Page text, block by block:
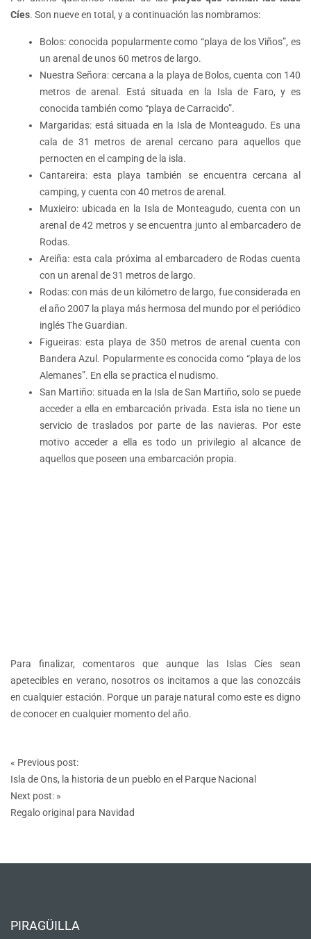
Cíes. Son nueve en total, y a continuación las nombramos:
Bolos: conocida popularmente como “playa de los Viños”, es
un arenal de unos 60 metros de largo.
Nuestra Señora: cercana a la playa de Bolos, cuenta con 140
metros de arenal. Está situada en la Isla de Faro, y es
conocida también como “playa de Carracido”.
Margaridas: está situada en la Isla de Monteagudo. Es una
cala de 31 metros de arenal cercano para aquellos que
pernocten en el camping de la isla.
Cantareira: esta playa también se encuentra cercana al
camping, y cuenta con 40 metros de arenal.
Muxieiro: ubicada en la Isla de Monteagudo, cuenta con un
arenal de 42 metros y se encuentra junto al embarcadero de
Rodas.
Areiña: esta cala próxima al embarcadero de Rodas cuenta
con un arenal de 31 metros de largo.
Rodas: con más de un kilómetro de largo, fue considerada en
el año 2007 la playa más hermosa del mundo por el periódico
inglés The Guardian.
Figueiras: esta playa de 350 metros de arenal cuenta con
Bandera Azul. Popularmente es conocida como “playa de los
Alemanes”. En ella se practica el nudismo.
San Martiño: situada en la Isla de San Martiño, solo se puede
acceder a ella en embarcación privada. Esta isla no tiene un
servicio de traslados por parte de las navieras. Por este
motivo acceder a ella es todo un privilegio al alcance de
aquellos que poseen una embarcación propia.
Para finalizar, comentaros que aunque las Islas Cíes sean
apetecibles en verano, nosotros os incitamos a que las conozcáis
en cualquier estación. Porque un paraje natural como este es digno
de conocer en cualquier momento del año.
Post
navigation
« Previous post:
Isla de Ons, la historia de un pueblo en el Parque Nacional
Next post: »
Regalo original para Navidad
PIRAGÜILLA